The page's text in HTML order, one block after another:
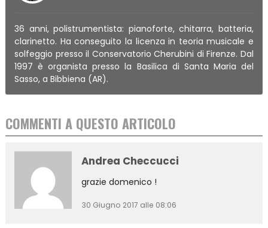
36 anni, polistrumentista: pianoforte, chitarra, batteria,
clarinetto. Ha conseguito la licenza in teoria musicale e
solfeggio presso il Conservatorio Cherubini di Firenze. Dal
1997 è organista presso la Basilica di Santa Maria del
Sasso, a Bibbiena (AR).
COMMENTI A QUESTO ARTICOLO
Andrea Checcucci
grazie domenico !
30 Giugno 2017 alle 08:06